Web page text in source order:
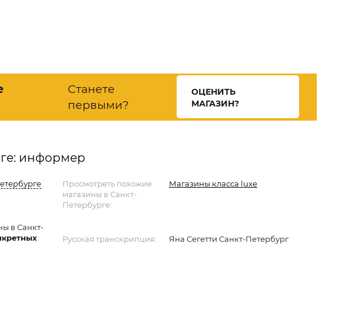
Станете
первыми?
ОЦЕНИТЬ
МАГАЗИН?
информер
в Санкт-
Просмотреть похожие
магазины в Санкт-
Петербурге:
Магазины класса luxe
Русская транскрипция: Яна Сегетти Санкт-Петербург